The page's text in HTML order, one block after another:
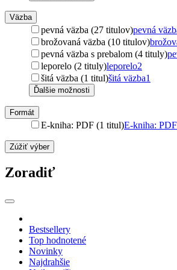
Väzba
pevná väzba (27 titulov)pevná
brožovaná väzba (10 titulov)
pevná väzba s prebalom (4 tituly)
leporelo (2 tituly)leporelo2
šitá väzba (1 titul)šitá väzba1
Ďalšie možnosti
Formát
E-kniha: PDF (1 titul)E-kniha: PDF
Zúžiť výber
Zoradiť
Bestsellery
Top hodnotené
Novinky
Najdrahšie